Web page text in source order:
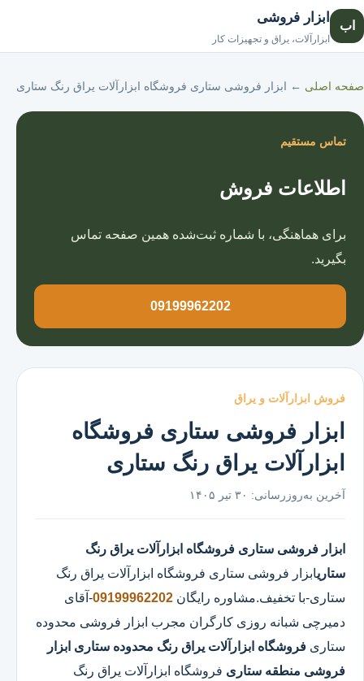
اب
ابزار فروشی
ابزارآلات، یراق و تجهیزات کار
صفحه اصلی ← ابزار فروشی ستاری فروشگاه ابزارآلات یراق رنگ ستاری
فروش ابزارآلات و یراق
ابزار فروشی ستاری فروشگاه
ابزارآلات یراق رنگ ستاری
آخرین به‌روزرسانی: ۳۰ تیر ۱۴۰۵
ابزار فروشی ستاری فروشگاه ابزارآلات یراق رنگ
ستاریابزار فروشی ستاری فروشگاه ابزارآلات یراق رنگ
ستاری-با تخفیف.مشاوره رایگان 09199962202-آقای
دمیرچی شبانه روزی کارگران مجرب ابزار فروشی محدوده
ستاری فروشگاه ابزارآلات یراق رنگ محدوده ستاری ابزار
فروشی منطقه ستاری فروشگاه ابزارآلات یراق رنگ
تماس مستقیم
اطلاعات فروش
برای هماهنگی، با شماره ثبت‌شده همین صفحه تماس
بگیرید.
09199962202